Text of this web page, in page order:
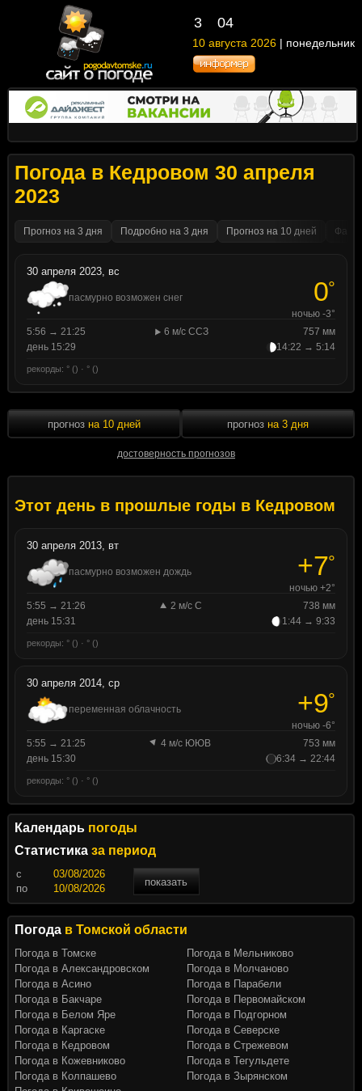
3 04
10 августа 2026 | понедельник
Погода в Кедровом 30 апреля
2023
Прогноз на 3 дня Подробно на 3 дня Прогноз на 10 дней
30 апреля 2023, вс
пасмурно возможен снег 0°
ночью -3°
5:56 → 21:25
6 м/с ССЗ
757 мм
день 15:29
14:22 → 5:14
рекорды: ° () · ° ()
прогноз на 10 дней
достоверность прогнозов
прогноз на 3 дня
Этот день в прошлые годы в Кедровом
30 апреля 2013, вт
пасмурно возможен дождь +7°
ночью +2°
5:55 → 21:26
2 м/с С
738 мм
день 15:31
1:44 → 9:33
рекорды: ° () · ° ()
30 апреля 2014, ср
переменная облачность +9°
ночью -6°
5:55 → 21:25
4 м/с ЮЮВ
753 мм
день 15:30
6:34 → 22:44
рекорды: ° () · ° ()
Календарь погоды
Статистика за период
c
показать
по
Погода в Томской области
Погода в Томске
Погода в Александровском
Погода в Асино
Погода в Бакчаре
Погода в Белом Яре
Погода в Каргаске
Погода в Кедровом
Погода в Кожевниково
Погода в Колпашево
Погода в Мельниково
Погода в Молчаново
Погода в Парабели
Погода в Первомайском
Погода в Подгорном
Погода в Северске
Погода в Стрежевом
Погода в Тегульдете
Погода в Зырянском